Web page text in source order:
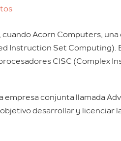
, cuando Acorn Computers,
Instruction Set Computing).
CISC (Complex
empresa conjunta llamada
desarrollar y licenciar